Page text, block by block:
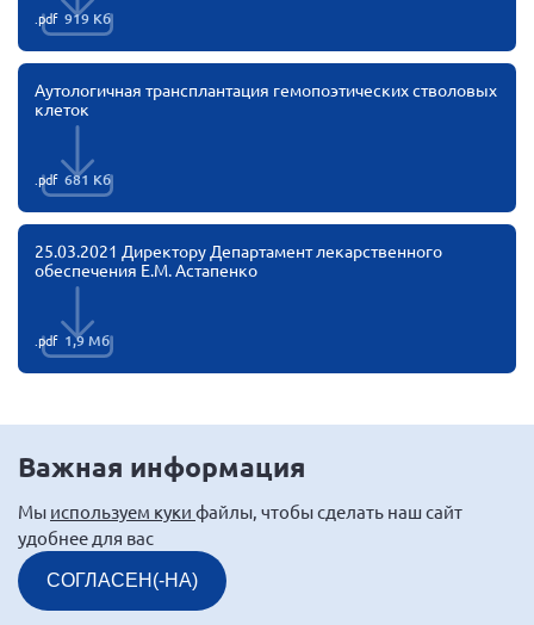
Алтайский край
Архангельская область
Брянская область
Волгоградская область
Воронежская область
Ивановская область
Калининградская область
Кемеровская область
Кировская область
Липецкая область
Ленинградская область
Московская область
.pdf 919 Кб
Аутологичная трансплантация гемопоэтических стволовых
клеток
.pdf 681 Кб
25.03.2021 Директору Департамент лекарственного
обеспечения Е.М. Астапенко
.pdf 1,9 Мб
Важная информация
Мы используем куки файлы, чтобы сделать наш сайт
удобнее для вас
СОГЛАСЕН(-НА)